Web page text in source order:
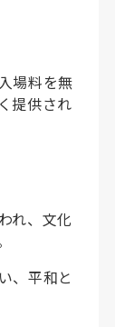
場料を無
提供され
れ、文化
、平和と